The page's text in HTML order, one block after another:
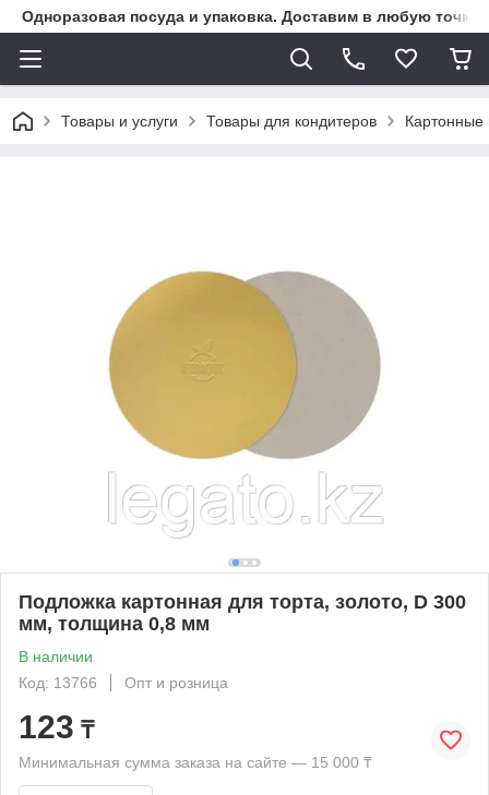
Одноразовая посуда и упаковка. Доставим в любую точку
Товары и услуги Товары для кондитеров Картонные
Подложка картонная для торта, золото, D 300
мм, толщина 0,8 мм
В наличии
Код: 13766
Опт и розница
123 ₸
Минимальная сумма заказа на сайте — 15 000 ₸